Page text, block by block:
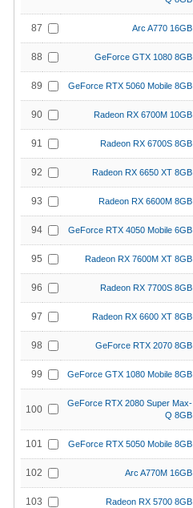
87 Arc A770 16GB
88 GeForce GTX 1080 8GB
89 GeForce RTX 5060 Mobile 8GB
90 Radeon RX 6700M 10GB
91 Radeon RX 6700S 8GB
92 Radeon RX 6650 XT 8GB
93 Radeon RX 6600M 8GB
94 GeForce RTX 4050 Mobile 6GB
95 Radeon RX 7600M XT 8GB
96 Radeon RX 7700S 8GB
97 Radeon RX 6600 XT 8GB
98 GeForce RTX 2070 8GB
99 GeForce GTX 1080 Mobile 8GB
100
GeForce RTX 2080 Super Max-
Q 8GB
101 GeForce RTX 5050 Mobile 8GB
102 Arc A770M 16GB
103 Radeon RX 5700 8GB